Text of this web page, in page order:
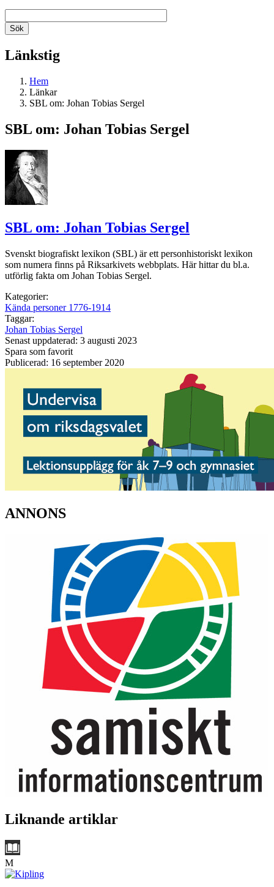
Länkstig
Hem
Länkar
SBL om: Johan Tobias Sergel
SBL om: Johan Tobias Sergel
SBL om: Johan Tobias Sergel
Svenskt biografiskt lexikon (SBL) är ett personhistoriskt lexikon
som numera finns på Riksarkivets webbplats. Här hittar du bl.a.
utförlig fakta om Johan Tobias Sergel.
Kategorier:
Kända personer 1776-1914
Taggar:
Johan Tobias Sergel
Senast uppdaterad: 3 augusti 2023
Spara som favorit
Publicerad: 16 september 2020
ANNONS
Liknande artiklar
M